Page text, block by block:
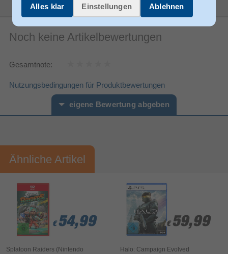
Noch keine Artikelbewertungen
Gesamtnote:
Nutzungsbedingungen für Produktbewertungen
eigene Bewertung abgeben
Ihre Bewertung:
Bitte mindestens 20 Wörter eingeben
Ihr Kommentar*
Ähnliche Artikel
€ 54,99
€ 54,99
€ 54,99
Splatoon Raiders (Nintendo
€ 59,99
€ 59,99
Halo: Campaign Evolved
Alles klar Einstellungen Ablehnen